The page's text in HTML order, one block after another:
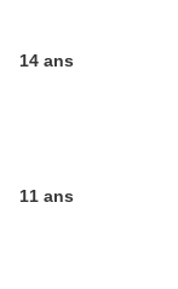
14 ans
11 ans